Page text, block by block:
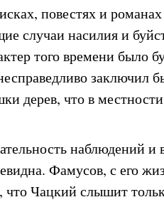
повестях и
случаи насилия и
того времени было
заключил
дерев, что в
наблюдений и
Фамусов, с его
что Чацкий слышит